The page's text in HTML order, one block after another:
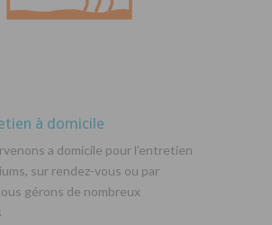
à domicile
a domicile pour l’entretien
sur rendez-vous ou par
gérons de nombreux